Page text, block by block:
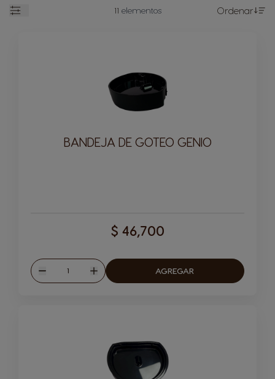
11 elementos
Ordenar
BANDEJA DE GOTEO GENIO
$ 46,700
Disminuir
Cantitad
Aumentar
AGREGAR